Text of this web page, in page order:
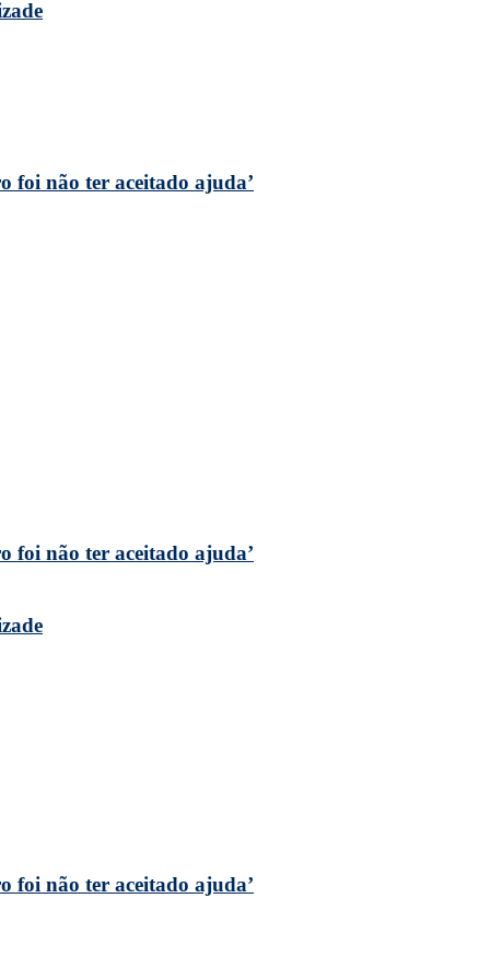
foi não ter aceitado ajuda’
foi não ter aceitado ajuda’
foi não ter aceitado ajuda’